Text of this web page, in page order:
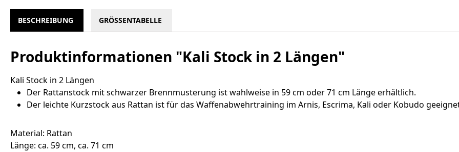
BESCHREIBUNG GRÖSSENTABELLE
Produktinformationen "Kali Stock in 2 Längen"
Kali Stock in 2 Längen
Der Rattanstock mit schwarzer Brennmusterung ist wahlweise in 59 cm oder 71 cm Länge erhältlich.
Der leichte Kurzstock aus Rattan ist für das Waffenabwehrtraining im Arnis, Escrima, Kali oder Kobudo
Material: Rattan
Länge: ca. 59 cm, ca. 71 cm